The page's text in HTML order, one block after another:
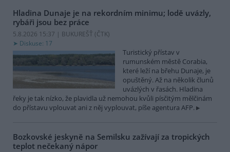
Hladina Dunaje je na rekordním minimu; lodě uvázly,
rybáři jsou bez práce
5.8.2026 15:37 | BUKUREŠŤ (ČTK)
Diskuse: 17
Turistický přístav v
rumunském městě Corabia,
které leží na břehu Dunaje, je
opuštěný. Až na několik člunů
uvázlých v řasách. Hladina
řeky je tak nízko, že plavidla už nemohou kvůli písčitým mělčinám
do přístavu vplouvat ani z něj vyplouvat, píše agentura AFP.
Bozkovské jeskyně na Semilsku zažívají za tropických
teplot nečekaný nápor